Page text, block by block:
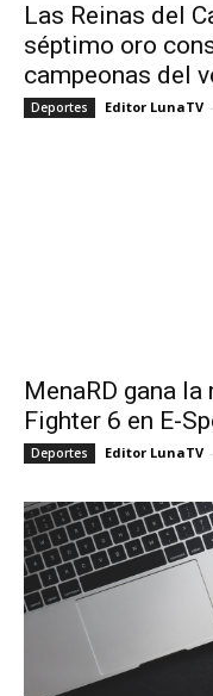
Las Reinas del
séptimo oro
campeonas del
Deportes Editor LunaTV -
MenaRD gana
Fighter 6 en E-
Deportes Editor LunaTV -